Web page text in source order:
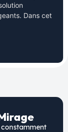
Dans cet
constamment